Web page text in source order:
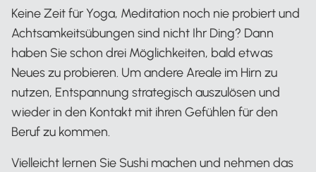
Keine Zeit für Yoga, Meditation noch nie probiert und
Achtsamkeitsübungen sind nicht Ihr Ding? Dann
haben Sie schon drei Möglichkeiten, bald etwas
Neues zu probieren. Um andere Areale im Hirn zu
nutzen, Entspannung strategisch auszulösen und
wieder in den Kontakt mit ihren Gefühlen für den
Beruf zu kommen.
Vielleicht lernen Sie Sushi machen und nehmen das